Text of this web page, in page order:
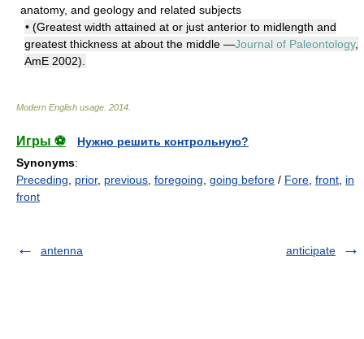
anatomy, and geology and related subjects
• (Greatest width attained at or just anterior to midlength and
greatest thickness at about the middle —Journal of Paleontology,
AmE 2002).
Modern English usage 2014
Игры ⚽
Нужно решить контрольную?
Synonyms:
Preceding
prior, previous foregoing going before / Fore front in
front
antenna anticipate